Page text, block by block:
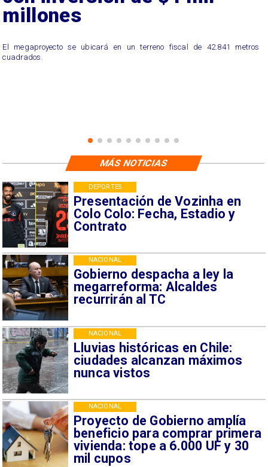
millones
El megaproyecto se ubicará en un terreno fiscal de 42.841 metros
cuadrados.
Presentación de Vozinha en
Colo Colo: Fecha, Estadio y
Contrato
DEPORTES
Gobierno despacha a ley la
megarreforma: Alcaldes
recurrirán al TC
NACIONAL
Lluvias históricas en Chile:
ciudades alcanzan máximos
nunca vistos
NACIONAL
Proyecto de Gobierno amplía
beneficio para comprar primera
vivienda: tope a 6.000 UF y 30
mil cupos
NACIONAL
MÁS NOTICIAS